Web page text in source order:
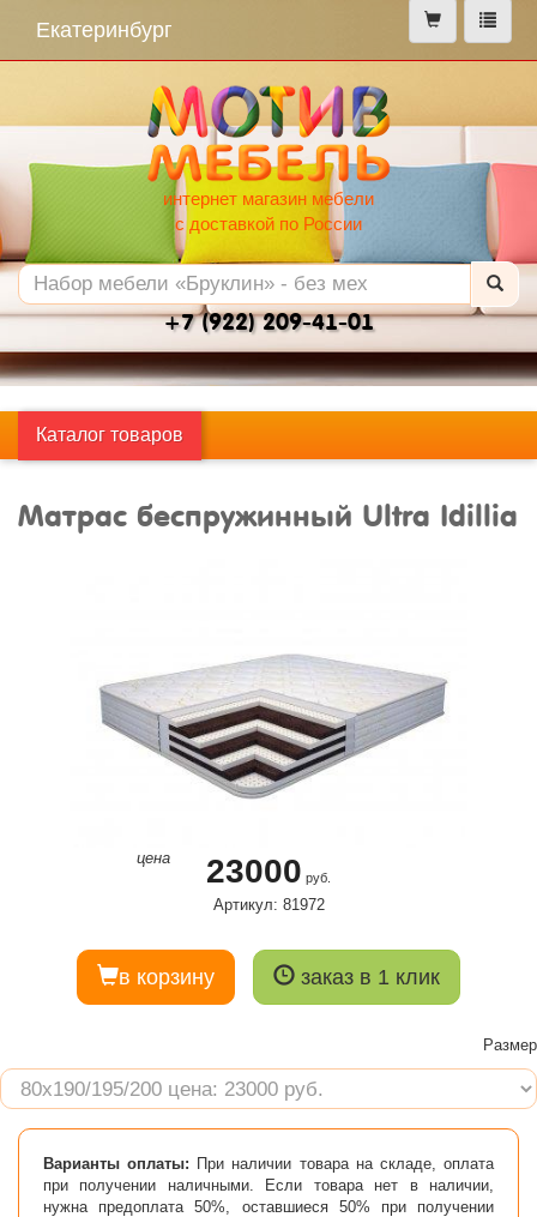
меню
Екатеринбург
интернет магазин мебели
с доставкой по России
+7 (922) 209-41-01
Каталог товаров
Матрас беспружинный Ultra Idillia
цена 23000 руб.
Артикул: 81972
в корзину заказ в 1 клик
Размер
Варианты оплаты: При наличии товара на складе, оплата
при получении наличными. Если товара нет в наличии,
нужна предоплата 50%, оставшиеся 50% при получении